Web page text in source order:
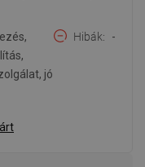
jó
Hibák -